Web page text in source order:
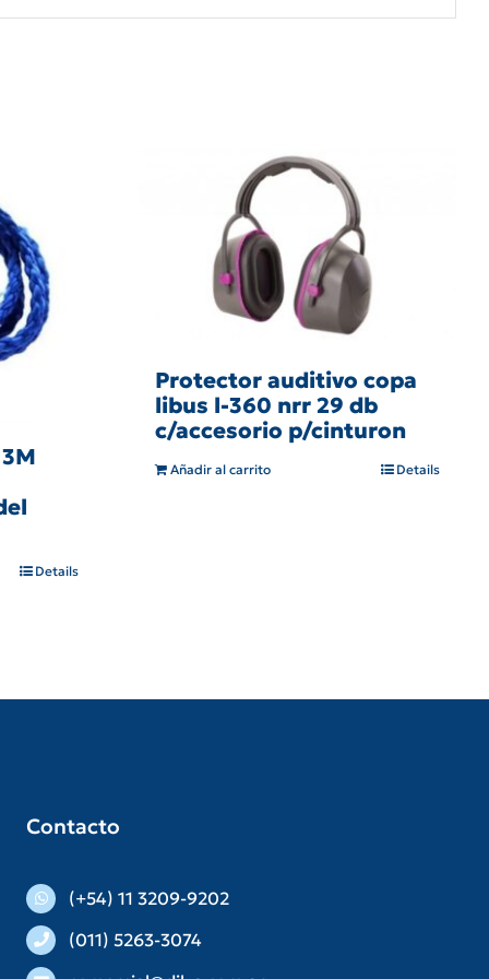
Details
Protector auditivo copa
libus l-360 nrr 29 db
c/accesorio p/cinturon
Añadir al carrito Details
Contacto
(+54) 11 3209-9202
(011) 5263-3074